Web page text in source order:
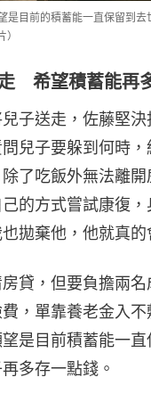
是目前的積蓄能一直保留到去
希望積蓄能再
子送走，佐藤堅
兒子要躲到何時
了吃飯外無法離
的方式嘗試康復
拋棄他，他就真的
貸，但要負擔兩
，單靠養老金入
是目前積蓄能一
多存一點錢。